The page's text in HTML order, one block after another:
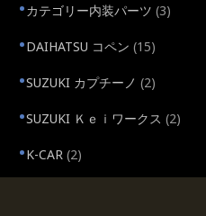
カテゴリー内装パーツ (3)
DAIHATSU コペン (15)
SUZUKI カプチーノ (2)
SUZUKI Ｋｅｉワークス (2)
K-CAR (2)